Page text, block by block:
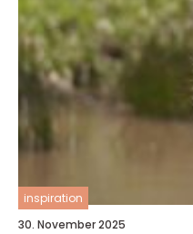
inspiration
30. November 2025